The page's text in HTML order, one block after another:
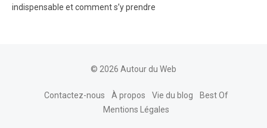
indispensable et comment s’y prendre
© 2026 Autour du Web
Contactez-nous À propos Vie du blog
Best Of
Mentions Légales